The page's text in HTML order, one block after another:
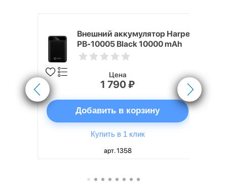
Внешний аккумулятор Harper
PB-10005 Black 10000 mAh
Цена
1 790 ₽
Добавить в корзину
Купить в 1 клик
арт. 1358